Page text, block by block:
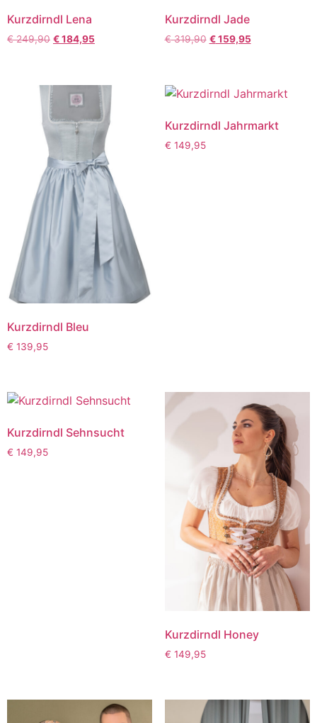
Kurzdirndl Lena
€249,90 €184,95
Kurzdirndl Jade
€319,90 €159,95
Kurzdirndl Bleu
€ 139,95
Kurzdirndl Jahrmarkt
€ 149,95
Kurzdirndl Sehnsucht
€ 149,95
Kurzdirndl Honey
€ 149,95